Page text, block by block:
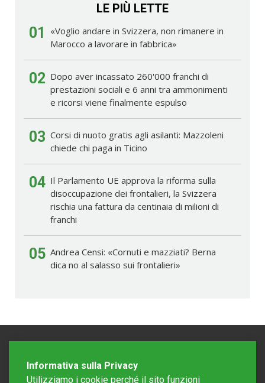
LE PIÙ LETTE
01
«Voglio andare in Svizzera, non rimanere in
Marocco a lavorare in fabbrica»
02 Dopo aver incassato 260'000 franchi di
prestazioni sociali e 6 anni tra ammonimenti
e ricorsi viene finalmente espulso
03 Corsi di nuoto gratis agli asilanti: Mazzoleni
chiede chi paga in Ticino
04 Il Parlamento UE approva la riforma sulla
disoccupazione dei frontalieri, la Svizzera
rischia una fattura da centinaia di milioni di
franchi
05 Andrea Censi: «Cornuti e mazziati? Berna
dica no al salasso sui frontalieri»
Informativa sulla Privacy
Utilizziamo i cookie perché il sito funzioni